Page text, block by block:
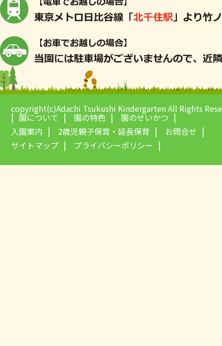
copyright(c)Adachi Tsukushi Kindergarten All Rights
園について 園の特色
園のせいかつ
入園案内
2歳児親子保育・延長保育
お問合せ
サイトマップ
プライバシーポリシー